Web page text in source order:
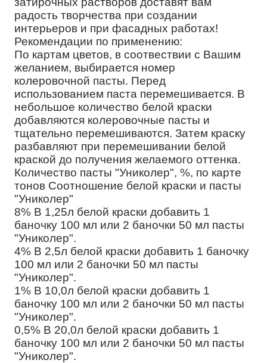
радость творчества при создании
интерьеров и при фасадных работах!
Рекомендации по применению:
По картам цветов, в соотвествии с Вашим
желанием, выбирается номер
колеровочной пасты. Перед
использованием паста перемешивается. В
небольшое количество белой краски
добавляются колеровочные пасты и
тщательно перемешиваются. Затем краску
разбавляют при перемешивании белой
краской до получения желаемого оттенка.
Количество пасты "Униколер", %, по карте
тонов Соотношение белой краски и пасты
"Униколер"
8% В 1,25л белой краски добавить 1
баночку 100 мл или 2 баночки 50 мл пасты
"Униколер".
4% В 2,5л белой краски добавить 1 баночку
100 мл или 2 баночки 50 мл пасты
"Униколер".
1% В 10,0л белой краски добавить 1
баночку 100 мл или 2 баночки 50 мл пасты
"Униколер".
0,5% В 20,0л белой краски добавить 1
баночку 100 мл или 2 баночки 50 мл пасты
"Униколер".